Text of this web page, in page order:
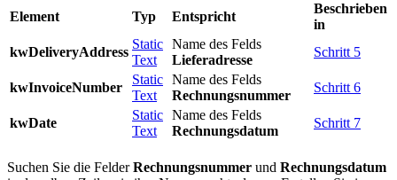
Element Typ Entspricht
Beschrieben
in
kwDeliveryAddress
Static
Text
Name des Felds
Lieferadresse
Schritt 5
kwInvoiceNumber
Static
Text
Name des Felds
Rechnungsnummer
Schritt 6
kwDate
Static
Text
Name des Felds
Rechnungsdatum
Schritt 7
Suchen Sie die FelderRechnungsnummer und Rechnungsdatum